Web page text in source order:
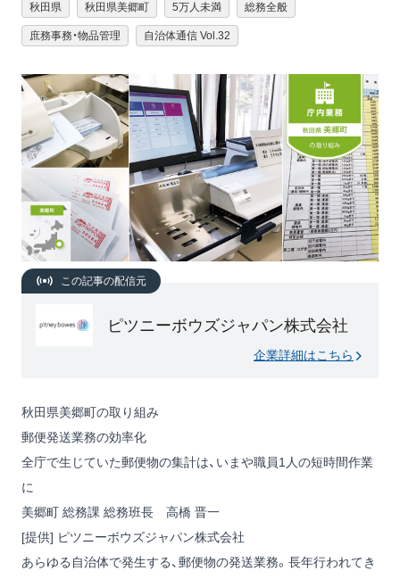
秋田県 秋田県美郷町 5万人未満 総務全般
庶務事務・物品管理 自治体通信 Vol.32
この記事の配信元
ピツニーボウズジャパン株式会社
企業詳細はこちら
秋田県美郷町の取り組み
郵便発送業務の効率化
全庁で生じていた郵便物の集計は、いまや職員1人の短時間作業
に
美郷町 総務課 総務班長 高橋 晋一
[提供] ピツニーボウズジャパン株式会社
あらゆる自治体で発生する、郵便物の発送業務。長年行われてき